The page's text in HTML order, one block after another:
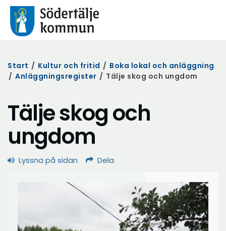
Start / Kultur och fritid / Boka lokal och anläggning
/ Anläggningsregister / Tälje skog och ungdom
Tälje skog och
ungdom
Lyssna på sidan Dela